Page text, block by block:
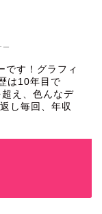
ー
です！グラフィ
は10年目で
え、色んなデ
し毎回、年収